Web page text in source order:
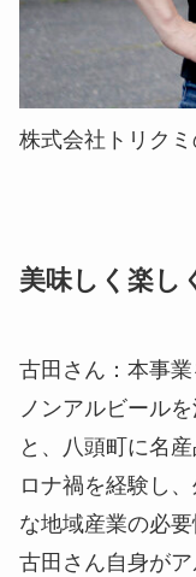
株式会社トリク
美味しく楽し
古田さん ：本事
ノンアルビール
と、八頭町に名
ロナ禍を経験し
な地域産業の必要
古田さん自身が